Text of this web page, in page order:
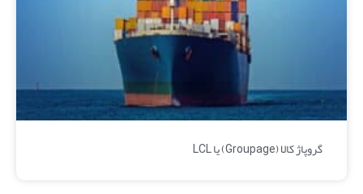
گروپاژ کالا (Groupage) یا LCL